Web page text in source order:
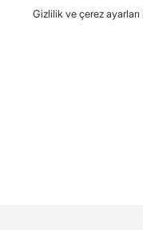
Gizlilik ve çerez ayarları